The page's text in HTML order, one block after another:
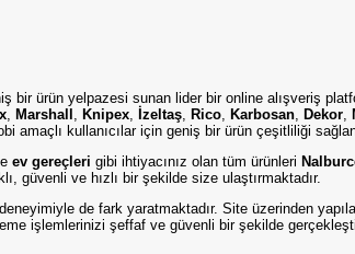
bir ürün yelpazesi sunan lider bir online alışveriş
, Marshall , Knipex, İzeltaş, Rico, Karbosan, Dekor,
amaçlı kullanıcılar için geniş bir ürün çeşitliliği
ev gereçleri gibi ihtiyacınız olan tüm ürünleri
güvenli ve hızlı bir şekilde size ulaştırmaktadır.
de fark yaratmaktadır. Site üzerinden
işlemlerinizi şeffaf ve güvenli bir şekilde